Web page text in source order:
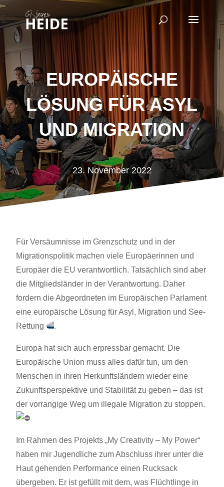
EUROPÄISCHE
LÖSUNG FÜR ASYL
UND MIGRATION
23. November 2022
Für Versäumnisse im Grenzschutz und in der
Migrationspolitik machen viele Europäerinnen und
Europäer die EU verantwortlich. Tatsächlich sind aber
die Mitgliedsländer in der Verantwortung. Daher
fordern die Abgeordneten im Europäischen Parlament
eine europäische Lösung für Asyl, Migration und See-
Rettung
.
Europa hat sich auch erpressbar gemacht. Die
Europäische Union muss alles dafür tun, um den
Menschen in ihren Herkunftsländern wieder eine
Zukunftsperspektive und Stabilität zu geben – das ist
der vorrangige Weg um illegale Migration zu stoppen.
Im Rahmen des Projekts „My Creativity – My Power“
haben mir Jugendliche zum Abschluss ihrer unter die
Haut gehenden Performance einen Rucksack
übergeben. Er ist gefüllt mit dem, was Flüchtlinge in